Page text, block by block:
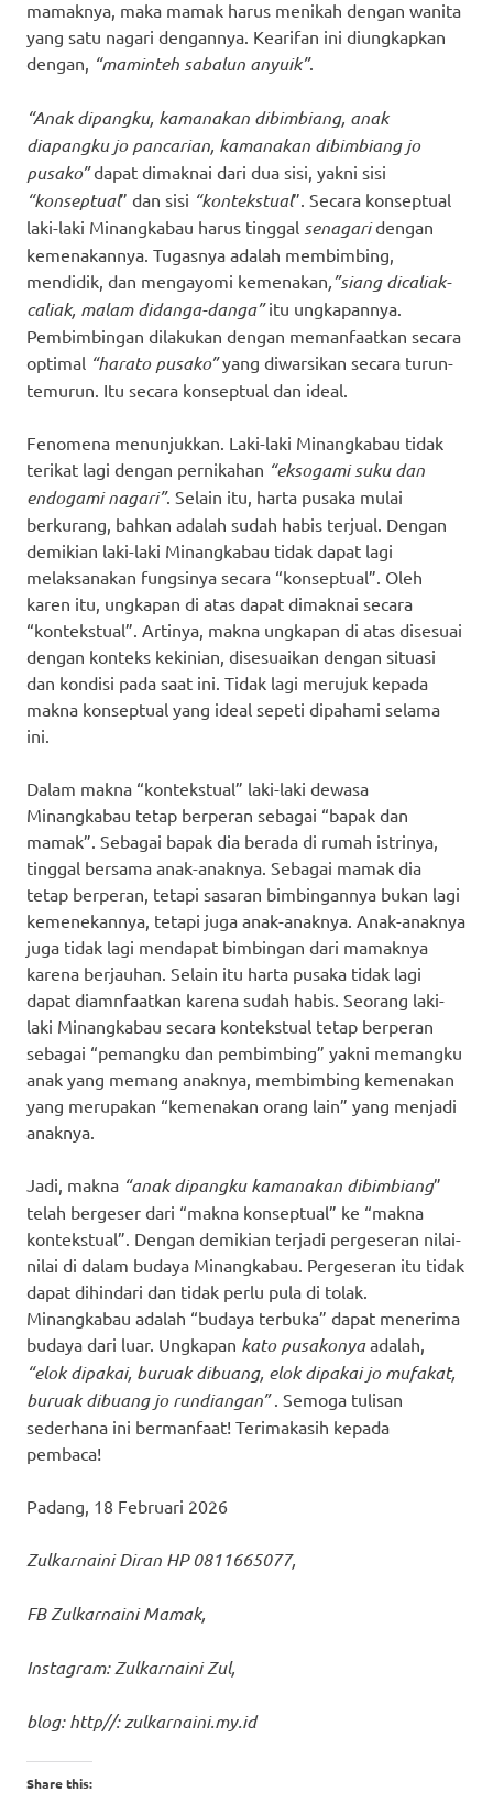
mamaknya, maka mamak harus menikah dengan wanita
yang satu nagari dengannya. Kearifan ini diungkapkan
dengan, “maminteh sabalun anyuik”.
“Anak dipangku, kamanakan dibimbiang, anak
diapangku jo pancarian, kamanakan dibimbiang jo
pusako”dapat dimaknai dari dua sisi, yakni sisi
“konseptual” dan sisi “kontekstual”. Secara konseptual
laki-laki Minangkabau harus tinggal senagaridengan
kemenakannya. Tugasnya adalah membimbing,
mendidik, dan mengayomi kemenakan,”siang dicaliak-
caliak, malam didanga-danga”itu ungkapannya.
Pembimbingan dilakukan dengan memanfaatkan secara
optimal “harato pusako”yang diwarsikan secara turun-
temurun. Itu secara konseptual dan ideal.
Fenomena menunjukkan. Laki-laki Minangkabau tidak
terikat lagi dengan pernikahan “eksogami suku dan
endogami nagari”. Selain itu, harta pusaka mulai
berkurang, bahkan adalah sudah habis terjual. Dengan
demikian laki-laki Minangkabau tidak dapat lagi
melaksanakan fungsinya secara “konseptual”. Oleh
karen itu, ungkapan di atas dapat dimaknai secara
“kontekstual”. Artinya, makna ungkapan di atas disesuai
dengan konteks kekinian, disesuaikan dengan situasi
dan kondisi pada saat ini. Tidak lagi merujuk kepada
makna konseptual yang ideal sepeti dipahami selama
ini.
Dalam makna “kontekstual” laki-laki dewasa
Minangkabau tetap berperan sebagai “bapak dan
mamak”. Sebagai bapak dia berada di rumah istrinya,
tinggal bersama anak-anaknya. Sebagai mamak dia
tetap berperan, tetapi sasaran bimbingannya bukan lagi
kemenekannya, tetapi juga anak-anaknya. Anak-anaknya
juga tidak lagi mendapat bimbingan dari mamaknya
karena berjauhan. Selain itu harta pusaka tidak lagi
dapat diamnfaatkan karena sudah habis. Seorang laki-
laki Minangkabau secara kontekstual tetap berperan
sebagai “pemangku dan pembimbing” yakni memangku
anak yang memang anaknya, membimbing kemenakan
yang merupakan “kemenakan orang lain” yang menjadi
anaknya.
Jadi, makna “anak dipangku kamanakan dibimbiang”
telah bergeser dari “makna konseptual” ke “makna
kontekstual”. Dengan demikian terjadi pergeseran nilai-
nilai di dalam budaya Minangkabau. Pergeseran itu tidak
dapat dihindari dan tidak perlu pula di tolak.
Minangkabau adalah “budaya terbuka” dapat menerima
budaya dari luar. Ungkapan kato pusakonyaadalah,
“elok dipakai, buruak dibuang, elok dipakai jo mufakat,
buruak dibuang jo rundiangan”. Semoga tulisan
sederhana ini bermanfaat! Terimakasih kepada
pembaca!
Padang, 18 Februari 2026
Zulkarnaini Diran HP 0811665077,
FB Zulkarnaini Mamak,
Instagram: Zulkarnaini Zul,
blog: http//: zulkarnaini.my.id
Share this: